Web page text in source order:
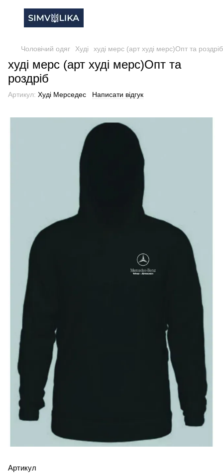
Чоловічий одяг Худі худі мерс (арт худі мерс)Опт та роздріб
худі мерс (арт худі мерс)Опт та
роздріб
Артикул: Худі Мерседес Написати відгук
Артикул